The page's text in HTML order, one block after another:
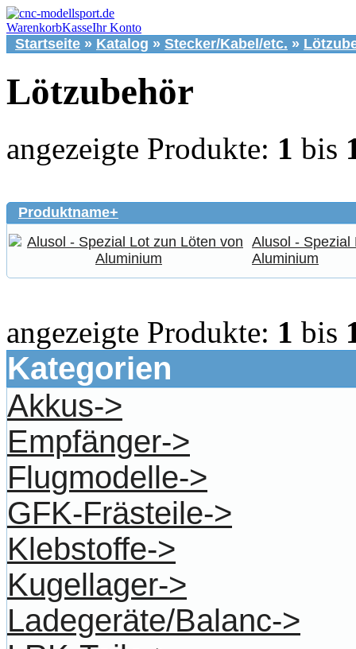
WarenkorbKasseIhr Konto
Startseite » Katalog » Stecker/Kabel/etc. »
Lötzubehör
angezeigte Produkte: 1 bis
Produktname+
Alusol - Spezial
Aluminium
angezeigte Produkte: 1 bis
Kategorien
Akkus->
Empfänger->
Flugmodelle->
GFK-Frästeile->
Klebstoffe->
Kugellager->
Ladegeräte/Balanc->